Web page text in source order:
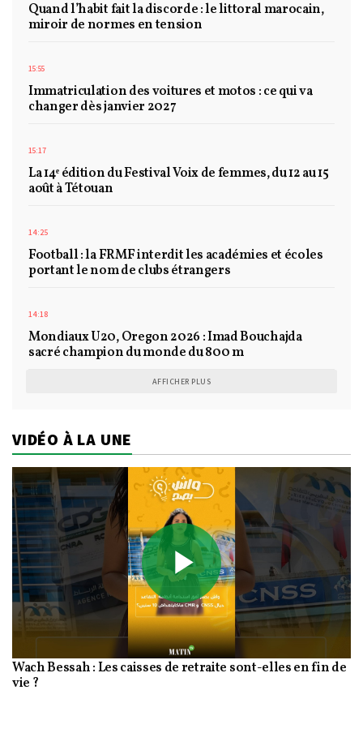
Quand l’habit fait la discorde : le littoral marocain,
miroir de normes en tension
15:55
Immatriculation des voitures et motos : ce qui va
changer dès janvier 2027
15:17
La 14ᵉ édition du Festival Voix de femmes, du 12 au 15
août à Tétouan
14:25
Football : la FRMF interdit les académies et écoles
portant le nom de clubs étrangers
14:18
Mondiaux U20, Oregon 2026 : Imad Bouchajda
sacré champion du monde du 800 m
AFFICHER PLUS
VIDÉO À LA UNE
Play
Video
Wach Bessah : Les caisses de retraite sont-elles en fin de
vie ?